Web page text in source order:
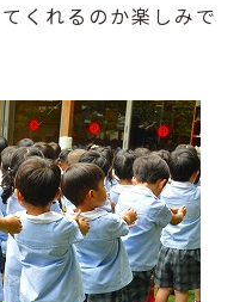
くれるのか楽しみで